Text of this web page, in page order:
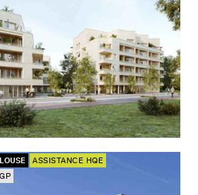
ASSISTANCE HQE